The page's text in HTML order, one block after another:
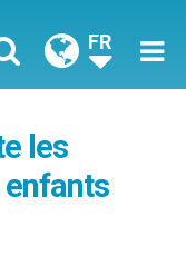
FR
les